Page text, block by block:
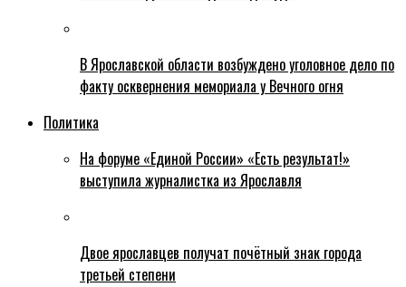
В Ярославской области возбуждено уголовное дело по
факту осквернения мемориала у Вечного огня
Политика
На форуме «Единой России» «Есть результат!»
выступила журналистка из Ярославля
Двое ярославцев получат почётный знак города
третьей степени